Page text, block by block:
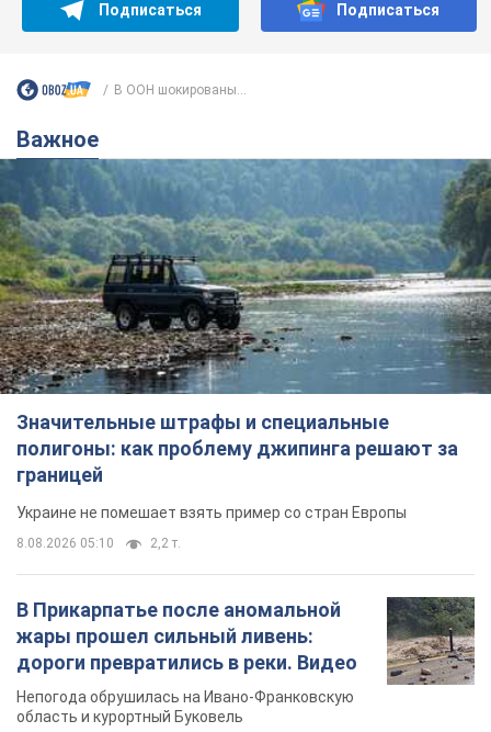
Подписаться Подписаться
В ООН шокированы...
Важное
Значительные штрафы и специальные
полигоны: как проблему джипинга решают за
границей
Украине не помешает взять пример со стран Европы
8.08.2026 05:10 2,2 т.
В Прикарпатье после аномальной
жары прошел сильный ливень:
дороги превратились в реки. Видео
Непогода обрушилась на Ивано-Франковскую
область и курортный Буковель